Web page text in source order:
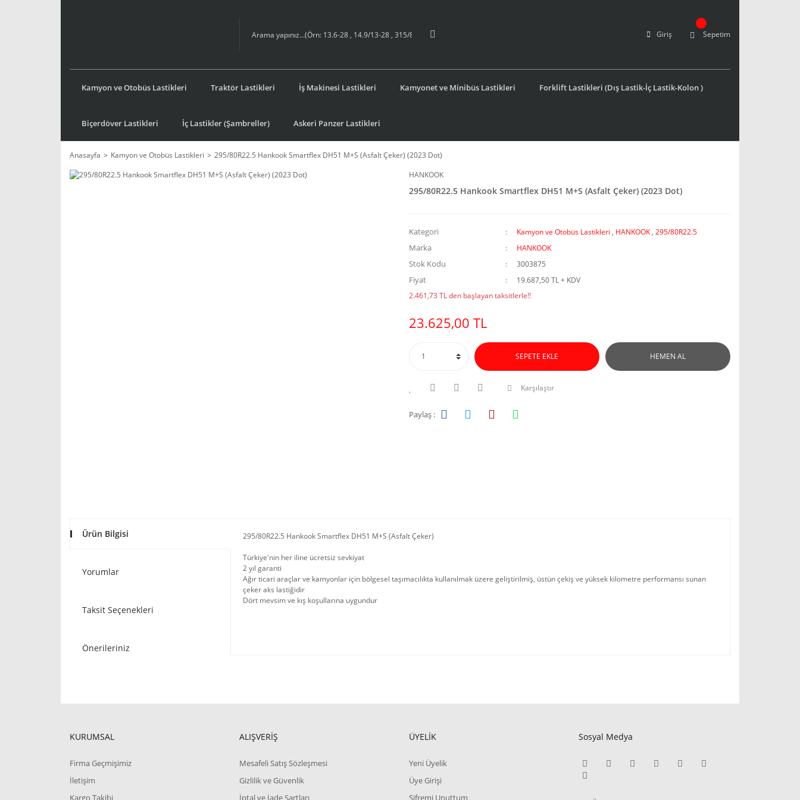
Giriş Sepetim
Kamyon ve Otobüs Lastikleri Traktör Lastikleri İş Makinesi Lastikleri Kamyonet ve Minibüs Lastikleri Forklift Lastikleri (Dış Lastik-İç Lastik-Kolon )
Biçerdöver Lastikleri İç Lastikler (Şambreller) Askeri Panzer Lastikleri
Anasayfa Kamyon ve Otobüs Lastikleri
295/80R22.5 Hankook Smartflex DH51 M+S (Asfalt Çeker) (2023 Dot)
HANKOOK
295/80R22.5 Hankook Smartflex DH51 M+S (Asfalt Çeker) (2023 Dot)
Kategori Kamyon ve Otobüs Lastikleri , HANKOOK , 295/80R22.5
Marka HANKOOK
Stok Kodu 3003875
Fiyat
19.687,50 TL + KDV
2.461,73 TL den başlayan taksitlerle!!
23.625,00 TL
SEPETE EKLE HEMEN AL
Karşılaştır
Paylaş :
Ürün Bilgisi
Yorumlar
Taksit Seçenekleri
Önerileriniz
295/80R22.5 Hankook Smartflex DH51 M+S (Asfalt Çeker)
Türkiye'nin her iline ücretsiz sevkiyat
2 yıl garanti
Ağır ticari araçlar ve kamyonlar için bölgesel taşımacılıkta kullanılmak üzere geliştirilmiş, üstün çekiş ve yüksek kilometre performansı sunan
çeker aks lastiğidir
Dört mevsim ve kış koşullarına uygundur
KURUMSAL
Firma Geçmişimiz
İletişim
Kargo Takibi
ALIŞVERİŞ
Mesafeli Satış Sözleşmesi
Gizlilik ve Güvenlik
İptal ve İade Şartları
ÜYELİK
Yeni Üyelik
Üye Girişi
Şifremi Unuttum
Sosyal Medya